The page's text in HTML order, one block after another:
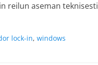
reilun aseman teknisesti
lock-in, windows